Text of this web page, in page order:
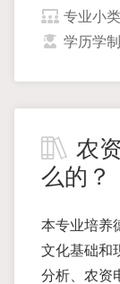
专业小
学历学
农
么的？
本专业培养
文化基础和
分析、农资